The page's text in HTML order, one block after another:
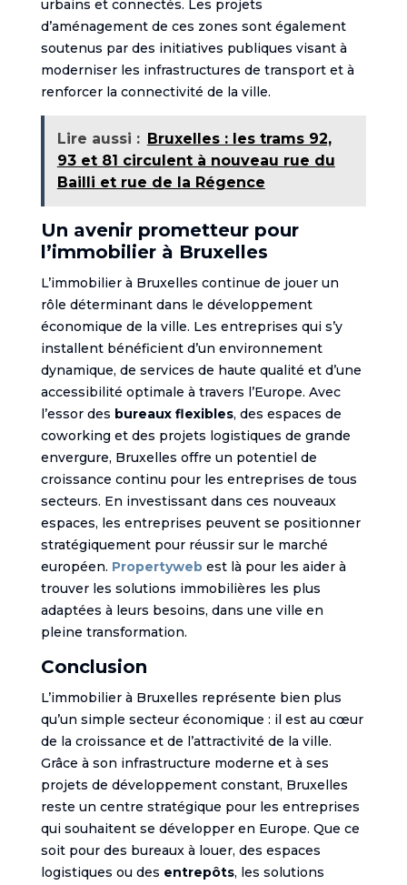
urbains et connectés. Les projets
d’aménagement de ces zones sont également
soutenus par des initiatives publiques visant à
moderniser les infrastructures de transport et à
renforcer la connectivité de la ville.
Lire aussi : Bruxelles : les trams 92,
93 et 81 circulent à nouveau rue du
Bailli et rue de la Régence
Un avenir prometteur pour
l’immobilier à Bruxelles
L’immobilier à Bruxelles continue de jouer un
rôle déterminant dans le développement
économique de la ville. Les entreprises qui s’y
installent bénéficient d’un environnement
dynamique, de services de haute qualité et d’une
accessibilité optimale à travers l’Europe. Avec
l’essor des bureaux flexibles, des espaces de
coworking et des projets logistiques de grande
envergure, Bruxelles offre un potentiel de
croissance continu pour les entreprises de tous
secteurs. En investissant dans ces nouveaux
espaces, les entreprises peuvent se positionner
stratégiquement pour réussir sur le marché
européen. Propertywebest là pour les aider à
trouver les solutions immobilières les plus
adaptées à leurs besoins, dans une ville en
pleine transformation.
Conclusion
L’immobilier à Bruxelles représente bien plus
qu’un simple secteur économique : il est au cœur
de la croissance et de l’attractivité de la ville.
Grâce à son infrastructure moderne et à ses
projets de développement constant, Bruxelles
reste un centre stratégique pour les entreprises
qui souhaitent se développer en Europe. Que ce
soit pour des bureaux à louer, des espaces
logistiques ou des entrepôts, les solutions